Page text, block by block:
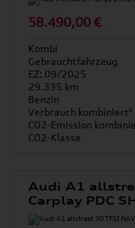
58.490,00 €
Kombi
Gebrauchtfahrzeug
EZ: 09/2025
29.335 km
Benzin
Verbrauch kombiniert¹
CO2-Emission
CO2-Klasse
Audi A1
Carplay PDC